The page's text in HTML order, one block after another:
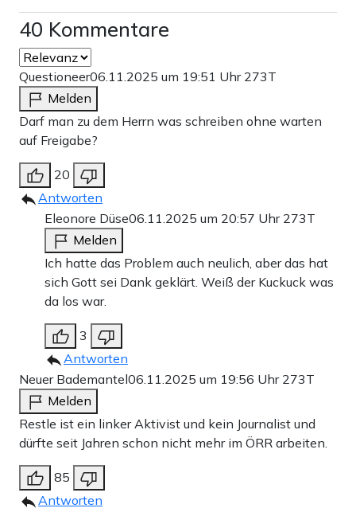
40 Kommentare
Questioneer06.11.2025 um 19:51 Uhr 273T
Melden
Darf man zu dem Herrn was schreiben ohne warten
auf Freigabe?
20
Antworten
Eleonore Düse06.11.2025 um 20:57 Uhr 273T
Melden
Ich hatte das Problem auch neulich, aber das hat
sich Gott sei Dank geklärt. Weiß der Kuckuck was
da los war.
3
Antworten
Neuer Bademantel06.11.2025 um 19:56 Uhr 273T
Melden
Restle ist ein linker Aktivist und kein Journalist und
dürfte seit Jahren schon nicht mehr im ÖRR arbeiten.
85
Antworten